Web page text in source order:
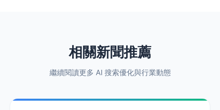
相關新聞推薦
繼續閱讀更多 AI 搜索優化與行業動態